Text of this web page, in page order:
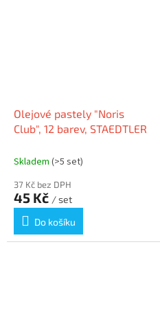
Olejové pastely "Noris
Club", 12 barev, STAEDTLER
Skladem (>5 set)
37 Kč bez DPH
45 Kč / set
Do košíku